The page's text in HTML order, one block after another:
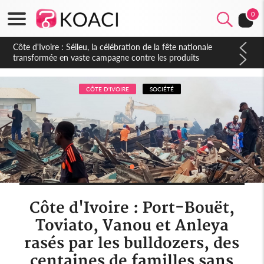
0
Côte d'Ivoire : Séileu, la célébration de la fête nationale
transformée en vaste campagne contre les produits
dépigmentants dangereux
CÔTE D'IVOIRE SOCIÉTÉ
Côte d'Ivoire : Port-Bouët,
Toviato, Vanou et Anleya
rasés par les bulldozers, des